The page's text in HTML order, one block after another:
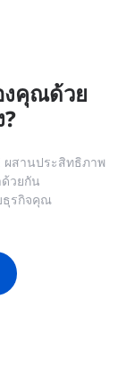
งคุณด้วย
ผสานประสิทธิภาพ
ด้วยกัน
ธุรกิจคุณ